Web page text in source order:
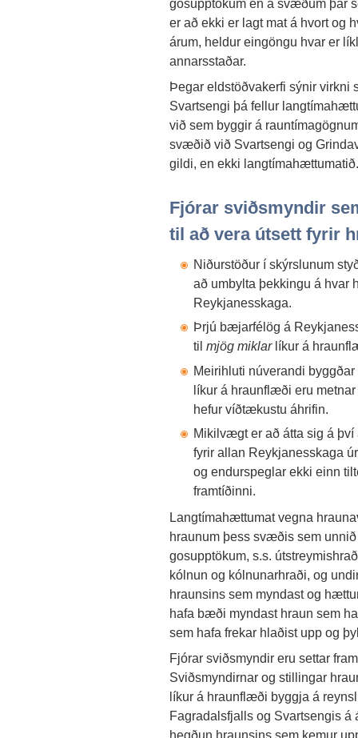
er að ekki er lagt mat á hvort og
árum, heldur eingöngu hvar er
annarsstaðar.
Þegar eldstöðvakerfi sýnir virkni
Svartsengi þá fellur
við sem byggir á
svæðið við Svartsengi og
gildi, en ekki langtímahættumatið.
Fjórar sviðsmyndir
til að vera útsett fyrir
Niðurstöður í skýrslunum
að umbylta þekkingu á hvar
Reykjanesskaga.
Þrjú bæjarfélög á
til mjög miklar líkur á
Meirihluti núverandi
líkur á hraunflæði eru
hefur víðtækustu áhrifin.
Mikilvægt er að átta sig á
fyrir allan Reykjanesskaga
og endurspeglar ekki einn
framtíðinni.
Langtímahættumat vegna
hraunum þess svæðis sem
gosupptökum, s.s.
kólnun og kólnunarhraði, og
hraunsins sem myndast og
hafa bæði myndast hraun sem
sem hafa frekar hlaðist upp og
Fjórar sviðsmyndir eru settar
Sviðsmyndirnar og stillingar
líkur á hraunflæði byggja á
Fagradalsfjalls og Svartsengis á
hegðun hraunsins sem kemur